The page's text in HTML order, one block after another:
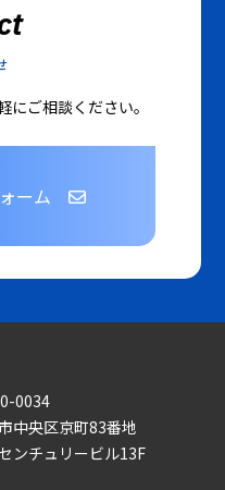
にご相談ください。
ーム
0034
中央区京町83番地
ンチュリービル13F